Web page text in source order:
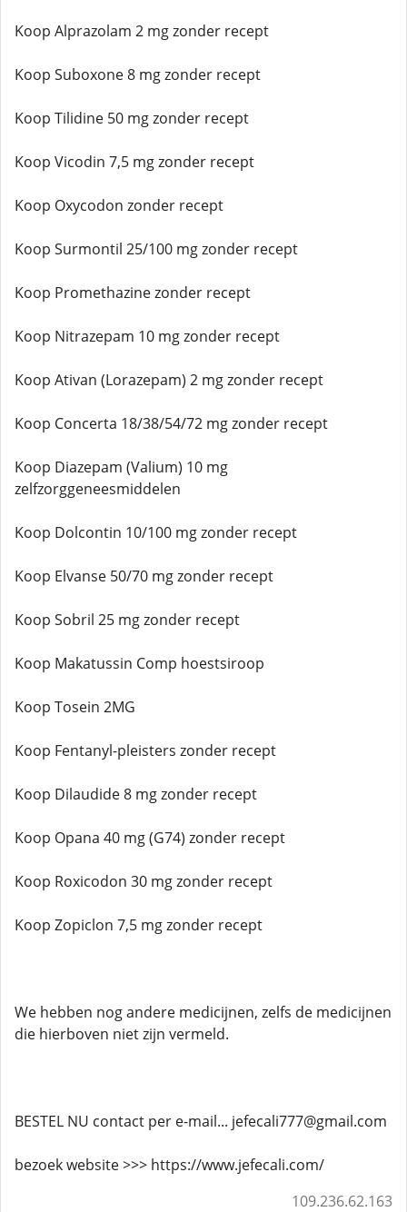
Koop Alprazolam 2 mg zonder recept
Koop Suboxone 8 mg zonder recept
Koop Tilidine 50 mg zonder recept
Koop Vicodin 7,5 mg zonder recept
Koop Oxycodon zonder recept
Koop Surmontil 25/100 mg zonder recept
Koop Promethazine zonder recept
Koop Nitrazepam 10 mg zonder recept
Koop Ativan (Lorazepam) 2 mg zonder recept
Koop Concerta 18/38/54/72 mg zonder recept
Koop Diazepam (Valium) 10 mg
zelfzorggeneesmiddelen
Koop Dolcontin 10/100 mg zonder recept
Koop Elvanse 50/70 mg zonder recept
Koop Sobril 25 mg zonder recept
Koop Makatussin Comp hoestsiroop
Koop Tosein 2MG
Koop Fentanyl-pleisters zonder recept
Koop Dilaudide 8 mg zonder recept
Koop Opana 40 mg (G74) zonder recept
Koop Roxicodon 30 mg zonder recept
Koop Zopiclon 7,5 mg zonder recept
We hebben nog andere medicijnen, zelfs de medicijnen
die hierboven niet zijn vermeld.
BESTEL NU contact per e-mail... jefecali777@gmail.com
bezoek website >>> https://www.jefecali.com/
109.236.62.163